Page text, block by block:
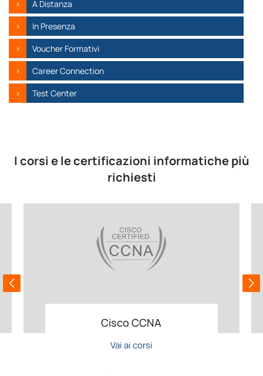
A Distanza
In Presenza
Voucher Formativi
Career Connection
Test Center
I corsi e le certificazioni informatiche più
richiesti
Cisco CCNA
Vai ai corsi